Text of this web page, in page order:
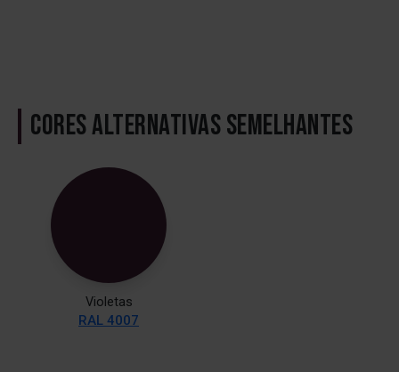
CORES ALTERNATIVAS SEMELHANTES
Violetas
RAL 4007